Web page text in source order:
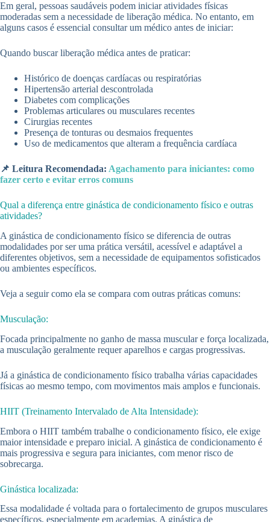
Em geral, pessoas saudáveis podem iniciar atividades físicas
moderadas sem a necessidade de liberação médica. No entanto, em
alguns casos é essencial consultar um médico antes de iniciar:
Quando buscar liberação médica antes de praticar:
Histórico de doenças cardíacas ou respiratórias
Hipertensão arterial descontrolada
Diabetes com complicações
Problemas articulares ou musculares recentes
Cirurgias recentes
Presença de tonturas ou desmaios frequentes
Uso de medicamentos que alteram a frequência cardíaca
📌 Leitura Recomendada: Agachamento para iniciantes: como
fazer certo e evitar erros comuns
Qual a diferença entre ginástica de condicionamento físico e outras
atividades?
A ginástica de condicionamento físico se diferencia de outras
modalidades por ser uma prática versátil, acessível e adaptável a
diferentes objetivos, sem a necessidade de equipamentos sofisticados
ou ambientes específicos.
Veja a seguir como ela se compara com outras práticas comuns:
Musculação:
Focada principalmente no ganho de massa muscular e força localizada,
a musculação geralmente requer aparelhos e cargas progressivas.
Já a ginástica de condicionamento físico trabalha várias capacidades
físicas ao mesmo tempo, com movimentos mais amplos e funcionais.
HIIT (Treinamento Intervalado de Alta Intensidade):
Embora o HIIT também trabalhe o condicionamento físico, ele exige
maior intensidade e preparo inicial. A ginástica de condicionamento é
mais progressiva e segura para iniciantes, com menor risco de
sobrecarga.
Ginástica localizada:
Essa modalidade é voltada para o fortalecimento de grupos musculares
específicos, especialmente em academias. A ginástica de